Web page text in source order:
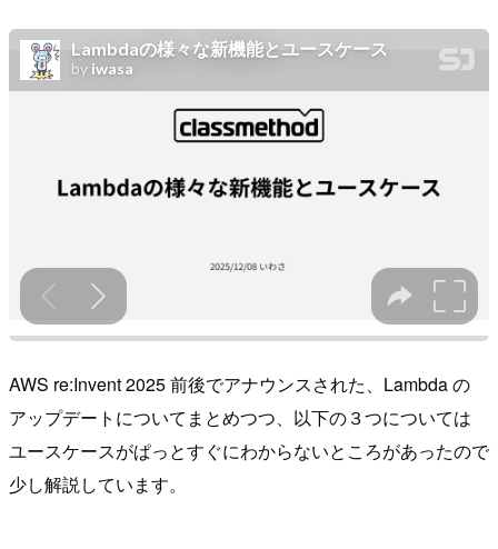
AWS re:Invent 2025 前後でアナウンスされた、Lambda の
アップデートについてまとめつつ、以下の３つについては
ユースケースがぱっとすぐにわからないところがあったので
少し解説しています。